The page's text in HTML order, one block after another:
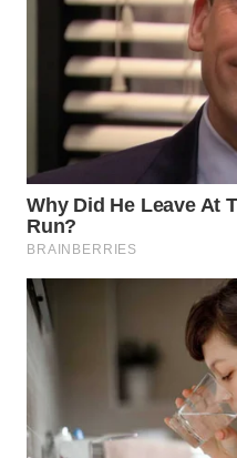
WN
SIMALUNGUN
WN
LABUHANBATU
WN
TAPANULI
TENGAH
WN
TEBING